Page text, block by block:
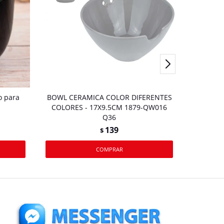
para
BOWL CERAMICA COLOR DIFERENTES
COLORES - 17X9.5CM 1879-QW016
Q36
$ 139